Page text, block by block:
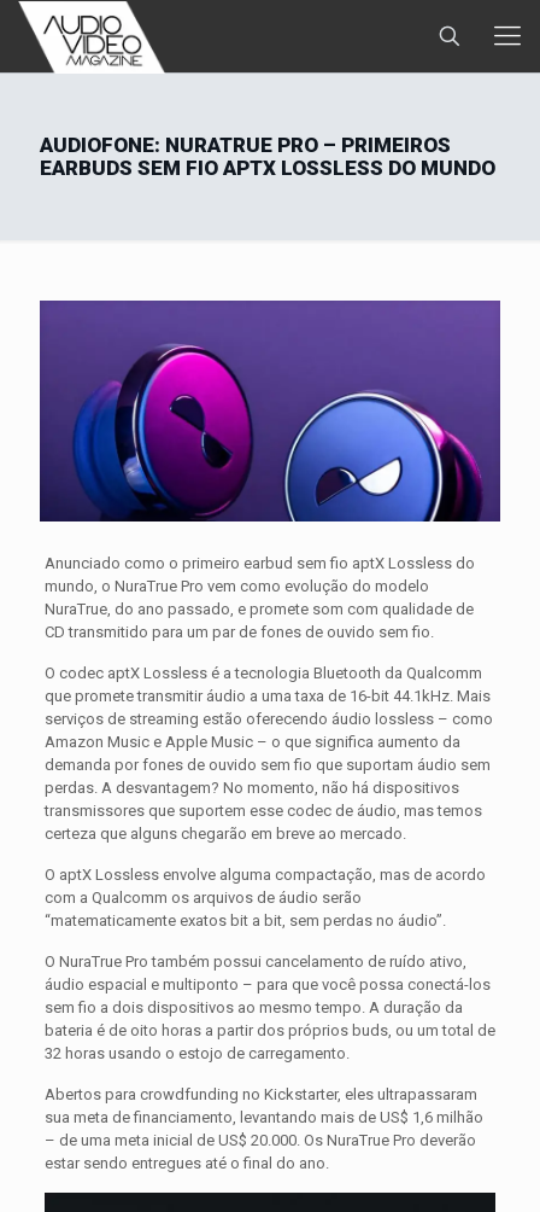
AUDIOFONE: NURATRUE PRO – PRIMEIROS
EARBUDS SEM FIO APTX LOSSLESS DO MUNDO
Anunciado como o primeiro earbud sem fio aptX Lossless do
mundo, o NuraTrue Pro vem como evolução do modelo
NuraTrue, do ano passado, e promete som com qualidade de
CD transmitido para um par de fones de ouvido sem fio.
O codec aptX Lossless é a tecnologia Bluetooth da Qualcomm
que promete transmitir áudio a uma taxa de 16-bit 44.1kHz. Mais
serviços de streaming estão oferecendo áudio lossless – como
Amazon Music e Apple Music – o que significa aumento da
demanda por fones de ouvido sem fio que suportam áudio sem
perdas. A desvantagem? No momento, não há dispositivos
transmissores que suportem esse codec de áudio, mas temos
certeza que alguns chegarão em breve ao mercado.
O aptX Lossless envolve alguma compactação, mas de acordo
com a Qualcomm os arquivos de áudio serão
“matematicamente exatos bit a bit, sem perdas no áudio”.
O NuraTrue Pro também possui cancelamento de ruído ativo,
áudio espacial e multiponto – para que você possa conectá-los
sem fio a dois dispositivos ao mesmo tempo. A duração da
bateria é de oito horas a partir dos próprios buds, ou um total de
32 horas usando o estojo de carregamento.
Abertos para crowdfunding no Kickstarter, eles ultrapassaram
sua meta de financiamento, levantando mais de US$ 1,6 milhão
– de uma meta inicial de US$ 20.000. Os NuraTrue Pro deverão
estar sendo entregues até o final do ano.